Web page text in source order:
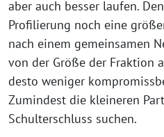
aber auch besser laufen.
Profilierung noch eine
nach einem gemeinsamen
von der Größe der Fraktion
desto weniger
Zumindest die kleineren
Schulterschluss suchen.